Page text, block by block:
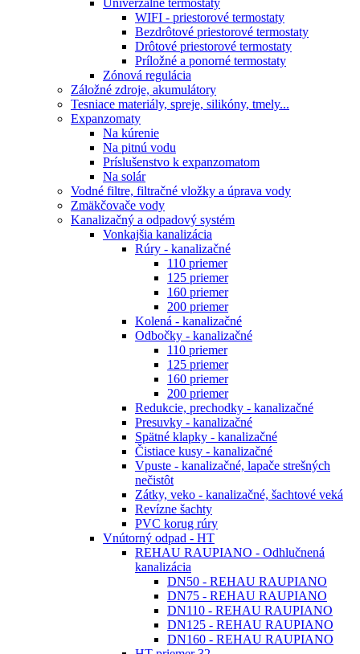
Univerzálne termostaty
WIFI - priestorové termostaty
Bezdrôtové priestorové termostaty
Drôtové priestorové termostaty
Príložné a ponorné termostaty
Zónová regulácia
Záložné zdroje, akumulátory
Tesniace materiály, spreje, silikóny, tmely...
Expanzomaty
Na kúrenie
Na pitnú vodu
Príslušenstvo k expanzomatom
Na solár
Vodné filtre, filtračné vložky a úprava vody
Zmäkčovače vody
Kanalizačný a odpadový systém
Vonkajšia kanalizácia
Rúry - kanalizačné
110 priemer
125 priemer
160 priemer
200 priemer
Kolená - kanalizačné
Odbočky - kanalizačné
110 priemer
125 priemer
160 priemer
200 priemer
Redukcie, prechodky - kanalizačné
Presuvky - kanalizačné
Spätné klapky - kanalizačné
Čistiace kusy - kanalizačné
Vpuste - kanalizačné, lapače strešných
nečistôt
Zátky, veko - kanalizačné, šachtové veká
Revízne šachty
PVC korug rúry
Vnútorný odpad - HT
REHAU RAUPIANO - Odhlučnená
kanalizácia
DN50 - REHAU RAUPIANO
DN75 - REHAU RAUPIANO
DN110 - REHAU RAUPIANO
DN125 - REHAU RAUPIANO
DN160 - REHAU RAUPIANO